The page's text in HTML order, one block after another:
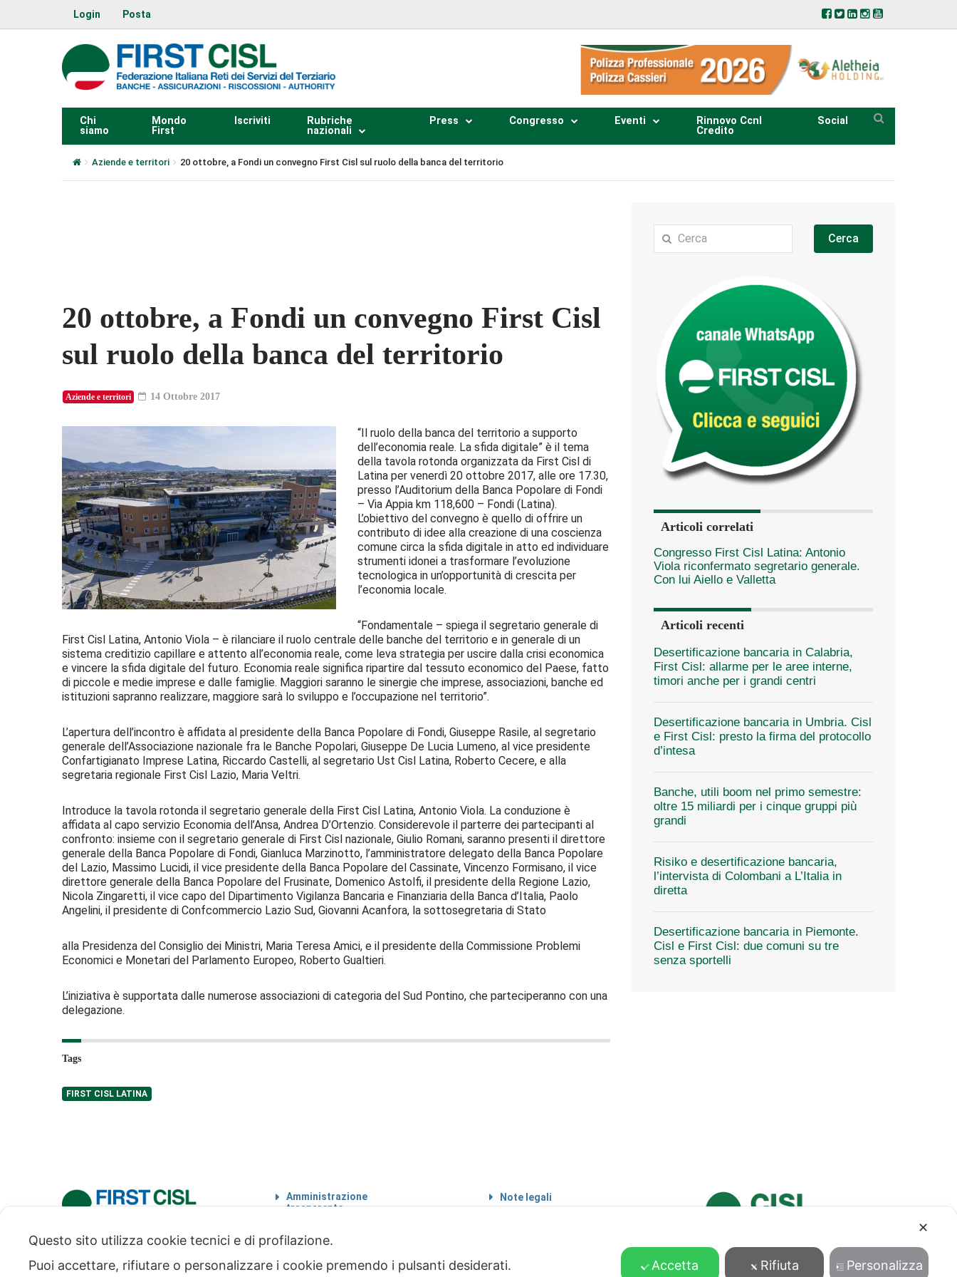
Login Posta
Chi
siamo
Mondo
First
Iscriviti
Rubriche
nazionali
Press Congresso Eventi
Rinnovo Ccnl
Credito
Social
Aziende e territori 20 ottobre, a Fondi un convegno First Cisl sul ruolo della banca del territorio
20 ottobre, a Fondi un convegno First Cisl
sul ruolo della banca del territorio
Aziende e territori 14 Ottobre 2017
“Il ruolo della banca del territorio a supporto
dell’economia reale. La sfida digitale” è il tema
della tavola rotonda organizzata da First Cisl di
Latina per venerdì 20 ottobre 2017, alle ore 17.30,
presso l’Auditorium della Banca Popolare di Fondi
– Via Appia km 118,600 – Fondi (Latina).
L’obiettivo del convegno è quello di offrire un
contributo di idee alla creazione di una coscienza
comune circa la sfida digitale in atto ed individuare
strumenti idonei a trasformare l’evoluzione
tecnologica in un’opportunità di crescita per
l’economia locale.
“Fondamentale – spiega il segretario generale di
First Cisl Latina, Antonio Viola – è rilanciare il ruolo centrale delle banche del territorio e in generale di un
sistema creditizio capillare e attento all’economia reale, come leva strategia per uscire dalla crisi economica
e vincere la sfida digitale del futuro. Economia reale significa ripartire dal tessuto economico del Paese, fatto
di piccole e medie imprese e dalle famiglie. Maggiori saranno le sinergie che imprese, associazioni, banche ed
istituzioni sapranno realizzare, maggiore sarà lo sviluppo e l’occupazione nel territorio”.
L’apertura dell’incontro è affidata al presidente della Banca Popolare di Fondi, Giuseppe Rasile, al segretario
generale dell’Associazione nazionale fra le Banche Popolari, Giuseppe De Lucia Lumeno, al vice presidente
Confartigianato Imprese Latina, Riccardo Castelli, al segretario Ust Cisl Latina, Roberto Cecere, e alla
segretaria regionale First Cisl Lazio, Maria Veltri.
Introduce la tavola rotonda il segretario generale della First Cisl Latina, Antonio Viola. La conduzione è
affidata al capo servizio Economia dell’Ansa, Andrea D’Ortenzio. Considerevole il parterre dei partecipanti al
confronto: insieme con il segretario generale di First Cisl nazionale, Giulio Romani, saranno presenti il direttore
generale della Banca Popolare di Fondi, Gianluca Marzinotto, l’amministratore delegato della Banca Popolare
del Lazio, Massimo Lucidi, il vice presidente della Banca Popolare del Cassinate, Vincenzo Formisano, il vice
direttore generale della Banca Popolare del Frusinate, Domenico Astolfi, il presidente della Regione Lazio,
Nicola Zingaretti, il vice capo del Dipartimento Vigilanza Bancaria e Finanziaria della Banca d’Italia, Paolo
Angelini, il presidente di Confcommercio Lazio Sud, Giovanni Acanfora, la sottosegretaria di Stato
alla Presidenza del Consiglio dei Ministri, Maria Teresa Amici, e il presidente della Commissione Problemi
Economici e Monetari del Parlamento Europeo, Roberto Gualtieri.
L’iniziativa è supportata dalle numerose associazioni di categoria del Sud Pontino, che parteciperanno con una
delegazione.
Tags
FIRST CISL LATINA
Cerca
Articoli correlati
Congresso First Cisl Latina: Antonio
Viola riconfermato segretario generale.
Con lui Aiello e Valletta
Articoli recenti
Desertificazione bancaria in Calabria,
First Cisl: allarme per le aree interne,
timori anche per i grandi centri
Desertificazione bancaria in Umbria. Cisl
e First Cisl: presto la firma del protocollo
d’intesa
Banche, utili boom nel primo semestre:
oltre 15 miliardi per i cinque gruppi più
grandi
Risiko e desertificazione bancaria,
l’intervista di Colombani a L’Italia in
diretta
Desertificazione bancaria in Piemonte.
Cisl e First Cisl: due comuni su tre
senza sportelli
via Modena 5, 00184 Roma
fax: +39 06 4746136
Amministrazione
trasparente
Note legali
Home
✕
Questo sito utilizza cookie tecnici e di profilazione.
Puoi accettare, rifiutare o personalizzare i cookie premendo i pulsanti desiderati.
Accetta Rifiuta Personalizza